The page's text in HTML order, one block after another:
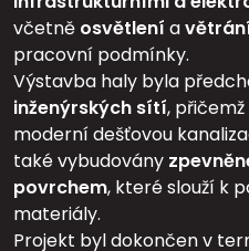
včetně osvětlení a
pracovní podmínky.
Výstavba haly byla
inženýrských sítí,
moderní dešťovou
také vybudovány
povrchem, které slouží k
materiály.
Projekt byl dokončen v